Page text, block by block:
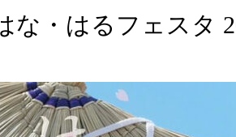
な・はるフェスタ